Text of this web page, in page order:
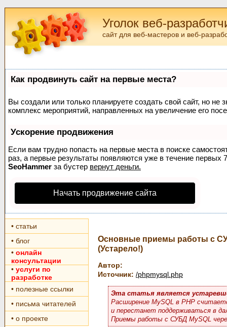
Уголок веб-
сайт для веб-мастеров и веб-
Как продвинуть сайт на первые места?
Вы создали или только планируете создать свой сайт, но не
комплекс мероприятий, направленных на увеличение его
Ускорение продвижения
Если вам трудно попасть на первые места в поиске
раз, а первые результаты появляются уже в течение первых
SeoHammer за бустер вернут деньги.
Начать продвижение сайта
• статьи
• блог
• онлайн
консультации
• услуги по
разработке
• полезные ссылки
• письма читателей
• о проекте
Основные приемы работы с
(Устарело!)
Автор:
Источник: /phpmysql.php
Эта статья является
Расширение MySQL в PHP
и перестанет поддерживаться в
Приемы работы с СУБД MySQL